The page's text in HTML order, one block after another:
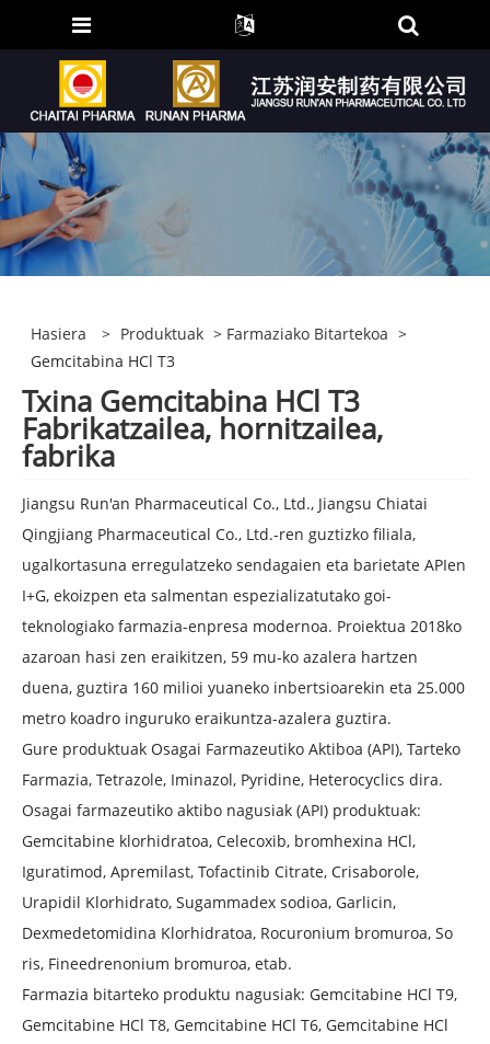
Hasiera > Produktuak > Farmaziako Bitartekoa >
Gemcitabina HCl T3
Txina Gemcitabina HCl T3
Fabrikatzailea, hornitzailea,
fabrika
Jiangsu Run'an Pharmaceutical Co., Ltd., Jiangsu Chiatai
Qingjiang Pharmaceutical Co., Ltd.-ren guztizko filiala,
ugalkortasuna erregulatzeko sendagaien eta barietate APIen
I+G, ekoizpen eta salmentan espezializatutako goi-
teknologiako farmazia-enpresa modernoa. Proiektua 2018ko
azaroan hasi zen eraikitzen, 59 mu-ko azalera hartzen
duena, guztira 160 milioi yuaneko inbertsioarekin eta 25.000
metro koadro inguruko eraikuntza-azalera guztira.
Gure produktuak Osagai Farmazeutiko Aktiboa (API), Tarteko
Farmazia, Tetrazole, Iminazol, Pyridine, Heterocyclics dira.
Osagai farmazeutiko aktibo nagusiak (API) produktuak:
Gemcitabine klorhidratoa, Celecoxib, bromhexina HCl,
Iguratimod, Apremilast, Tofactinib Citrate, Crisaborole,
Urapidil Klorhidrato, Sugammadex sodioa, Garlicin,
Dexmedetomidina Klorhidratoa, Rocuronium bromuroa, So
ris, Fineedrenonium bromuroa, etab.
Farmazia bitarteko produktu nagusiak: Gemcitabine HCl T9,
Gemcitabine HCl T8, Gemcitabine HCl T6, Gemcitabine HCl